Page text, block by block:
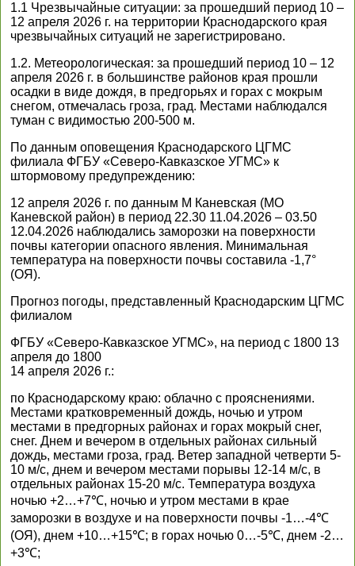
1.1 Чрезвычайные ситуации: за прошедший период 10 –
12 апреля 2026 г. на территории Краснодарского края
чрезвычайных ситуаций не зарегистрировано.
1.2. Метеорологическая: за прошедший период 10 – 12
апреля 2026 г. в большинстве районов края прошли
осадки в виде дождя, в предгорьях и горах с мокрым
снегом, отмечалась гроза, град. Местами наблюдался
туман с видимостью 200-500 м.
По данным оповещения Краснодарского ЦГМС
филиала ФГБУ «Северо-Кавказское УГМС» к
штормовому предупреждению:
12 апреля 2026 г. по данным М Каневская (МО
Каневской район) в период 22.30 11.04.2026 – 03.50
12.04.2026 наблюдались заморозки на поверхности
почвы категории опасного явления. Минимальная
температура на поверхности почвы составила -1,7°
(ОЯ).
Прогноз погоды, представленный Краснодарским ЦГМС
филиалом
ФГБУ «Северо-Кавказское УГМС», на период с 1800 13
апреля до 1800
14 апреля 2026 г.:
по Краснодарскому краю: облачно с прояснениями.
Местами кратковременный дождь, ночью и утром
местами в предгорных районах и горах мокрый снег,
снег. Днем и вечером в отдельных районах сильный
дождь, местами гроза, град. Ветер западной четверти 5-
10 м/с, днем и вечером местами порывы 12-14 м/с, в
отдельных районах 15-20 м/с. Температура воздуха
ночью +2…+7℃, ночью и утром местами в крае
заморозки в воздухе и на поверхности почвы -1…-4℃
(ОЯ), днем +10…+15℃; в горах ночью 0…-5℃, днем -2…
+3℃;